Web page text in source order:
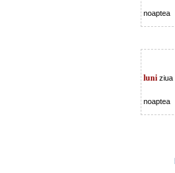
noaptea
luni ziua
noaptea